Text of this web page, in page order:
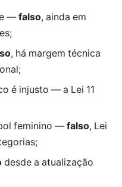
— falso, ainda em
, há margem técnica
é injusto — a Lei 11
feminino — falso, Lei
desde a atualização